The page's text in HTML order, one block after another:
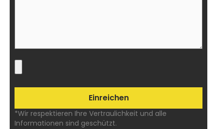
*Wir respektieren Ihre Vertraulichkeit und alle
Informationen sind geschützt.